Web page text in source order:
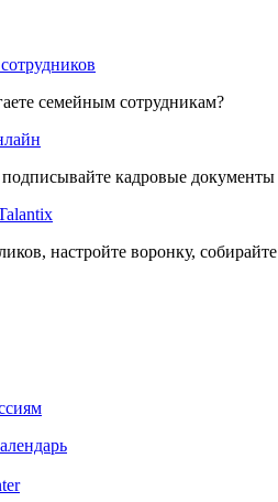
семейным сотрудникам?
кадровые
настройте воронку,